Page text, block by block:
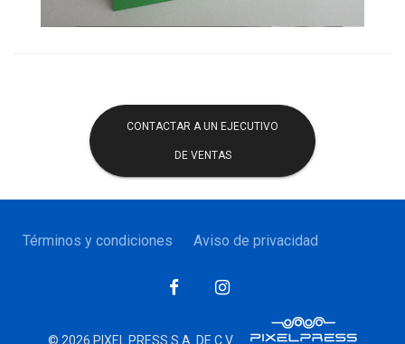
CONTACTAR A UN EJECUTIVO
DE VENTAS
Términos y condiciones Aviso de privacidad
© 2026 PIXEL PRESS S.A. DE C.V.